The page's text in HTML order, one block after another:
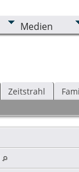
Medien
Zeitstrahl